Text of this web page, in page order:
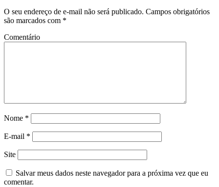
O seu endereço de e-mail não será publicado. Campos obrigatórios
são marcados com *
Comentário
Nome *
E-mail *
Site
Salvar meus dados neste navegador para a próxima vez que eu
comentar.